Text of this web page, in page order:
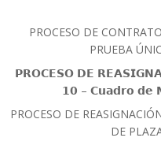
PROCESO DE
PRUEBA
𝗣𝗥𝗢𝗖𝗘𝗦𝗢 𝗗𝗘
𝟭𝟬 – 𝗖𝘂𝗮𝗱𝗿𝗼 𝗱𝗲
PROCESO DE
DE